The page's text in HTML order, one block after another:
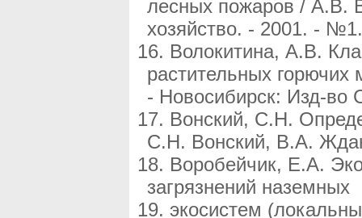
лесных пожаров / А.В.
хозяйство. - 2001. -
Волокитина, А.В.
растительных
- Новосибирск: Изд-
Вонский, С.Н.
С.Н. Вонский, В.А.
Воробейчик, Е.А.
загрязнений наземных
экосистем